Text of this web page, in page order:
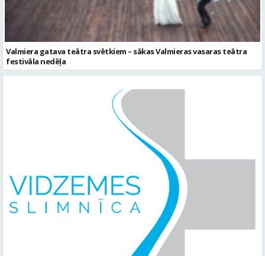
Valmiera gatava teātra svētkiem – sākas Valmieras vasaras teātra
festivāla nedēļa